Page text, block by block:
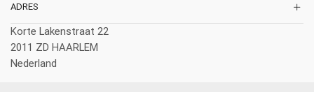
ADRES
Korte Lakenstraat 22
2011 ZD HAARLEM
Nederland